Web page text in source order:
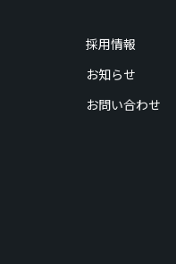
採用情報
お知らせ
お問い合わせ